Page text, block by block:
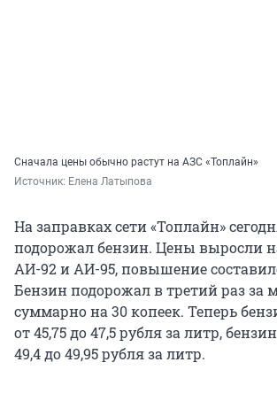
Сначала цены обычно растут на АЗС «Топлайн»
Источник: Елена Латыпова
На заправках сети «Топлайн»
подорожал бензин. Цены выросли
АИ-92 и АИ-95, повышение
Бензин подорожал в третий раз за
суммарно на 30 копеек. Теперь
от 45,75 до 47,5 рубля за литр,
49,4 до 49,95 рубля за литр.